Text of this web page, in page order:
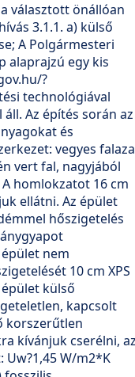
választott önállóan
3.1.1. a) külső
A Polgármesteri
alaprajzú egy kis
?
technológiával
Az építés során az
és
vegyes
vert fal, nagyjából
homlokzatot 16 cm
ellátni. Az épület
hőszigetelés
nem
10 cm XPS
külső
kapcsolt
korszerűtlen
kívánjuk cserélni,
Uw?1,45 W/m2*K